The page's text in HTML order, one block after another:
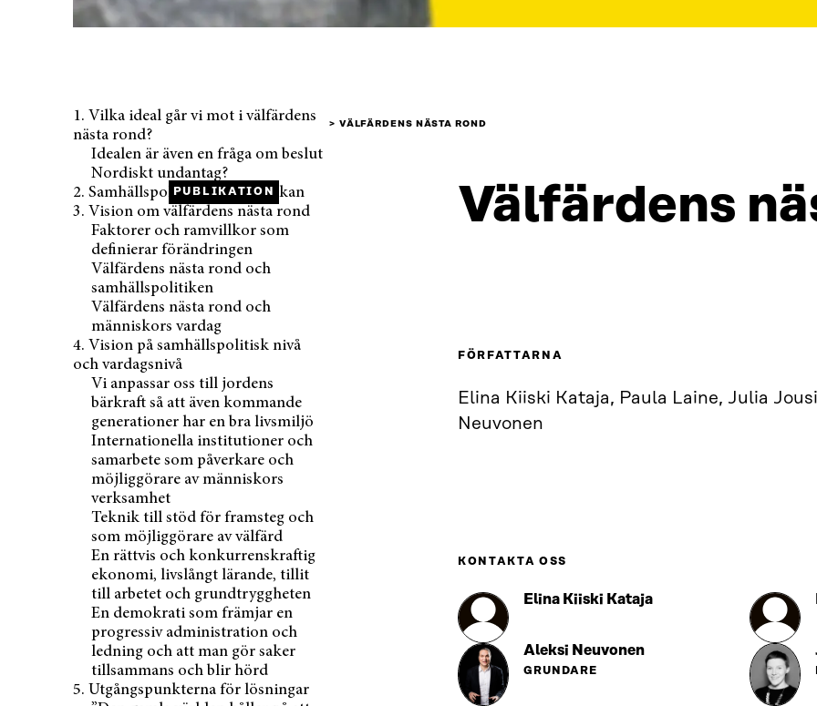
1. Vilka ideal går vi mot i välfärdens
nästa rond?
Idealen är även en fråga om beslut
Nordiskt undantag?
2. Samhällspolitik och människan
3. Vision om välfärdens nästa rond
Faktorer och ramvillkor som
definierar förändringen
Välfärdens nästa rond och
samhällspolitiken
Välfärdens nästa rond och
människors vardag
4. Vision på samhällspolitisk nivå
och vardagsnivå
Vi anpassar oss till jordens
bärkraft så att även kommande
generationer har en bra livsmiljö
Internationella institutioner och
samarbete som påverkare och
möjliggörare av människors
verksamhet
Teknik till stöd för framsteg och
som möjliggörare av välfärd
En rättvis och konkurrenskraftig
ekonomi, livslångt lärande, tillit
till arbetet och grundtryggheten
En demokrati som främjar en
progressiv administration och
ledning och att man gör saker
tillsammans och blir hörd
5. Utgångspunkterna för lösningar
FÖRSTASIDA PUBLIKATION VÄLFÄRDENS NÄSTA ROND
Välfärdens
PUBLIKATION
PUBLICERAD
22.1.2018
FÖRFATTARNA
Elina Kiiski Kataja, Paula Laine, Julia
Neuvonen
KONTAKTA OSS
Elina Kiiski Kataja
Aleksi Neuvonen
GRUNDARE